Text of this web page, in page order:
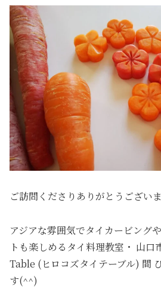
ご訪問くださりありがとうござい
アジアな雰囲気でタイカービング
トも楽しめるタイ料理教室・ 山
Table (ヒロコズタイテーブル) 間
す(^^)